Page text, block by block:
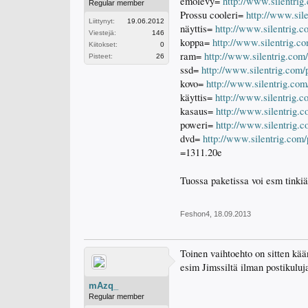
Regular member
Liittynyt:
19.06.2012
Viestejä:
146
Kiitokset:
0
Pisteet:
26
Prossu cooleri= http://
näyttis= http://
koppa= http://
ram= http://
ssd= http://www.silentrig.com/
kovo= http://
käyttis= http://
kasaus= http://
poweri= http://
dvd= http://
=1311.20e
Tuossa paketissa voi esm
Feshon4 18.09.2013
mAzq_
Regular member
Toinen vaihtoehto on sitten
esim Jimssiltä ilman